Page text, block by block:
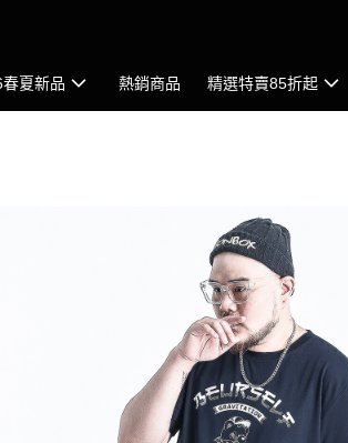
夏新品 熱銷商品 精選特賣85折起